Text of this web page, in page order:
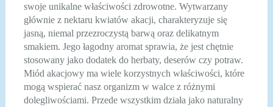
swoje unikalne właściwości zdrowotne. Wytwarzany
głównie z nektaru kwiatów akacji, charakteryzuje się
jasną, niemal przezroczystą barwą oraz delikatnym
smakiem. Jego łagodny aromat sprawia, że jest chętnie
stosowany jako dodatek do herbaty, deserów czy potraw.
Miód akacjowy ma wiele korzystnych właściwości, które
mogą wspierać nasz organizm w walce z różnymi
dolegliwościami. Przede wszystkim działa jako naturalny